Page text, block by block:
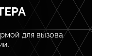
для вызова